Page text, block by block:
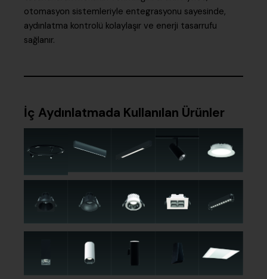
otomasyon sistemleriyle entegrasyonu sayesinde,
aydınlatma kontrolü kolaylaşır ve enerji tasarrufu
sağlanır.
İç Aydınlatmada Kullanılan Ürünler